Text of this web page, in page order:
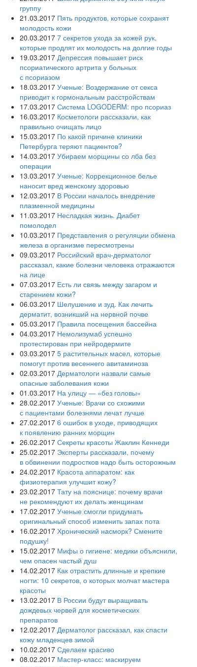
группу
21.03.2017 Пять продуктов, которые сохранят
молодость кожи
20.03.2017 7 секретов ухода за кожей рук,
которые продлят их молодость на долгие годы
19.03.2017 Депрессия повышает риск
псориатического артрита у больных
с псориазом
18.03.2017 Ученые: Воздержание от секса
приводит к гормональным расстройствам
17.03.2017 Система LOGODERM: про псориаз
16.03.2017 Косметологи рассказали, как
правильно очищать лицо
15.03.2017 По какой причине клиники
Петербурга теряют пациентов?
14.03.2017 Убираем морщины со лба без
операции
13.03.2017 Ученые: Коррекционное белье
наносит вред женскому здоровью
12.03.2017 В России началось внедрение
плазменной медицины
11.03.2017 Несладкая жизнь. Диабет
помолодел
10.03.2017 Представления о регуляции обмена
железа в организме пересмотрены
09.03.2017 Российский врач-дерматолог
рассказал, какие болезни человека отражаются
на лице
07.03.2017 Есть ли связь между загаром и
старением кожи?
06.03.2017 Шелушение и зуд. Как лечить
дерматит, возникший на нервной почве
05.03.2017 Правила посещения бассейна
04.03.2017 Немолизумаб успешно
протестирован при нейродермите
03.03.2017 5 растительных масел, которые
помогут против весеннего авитаминоза
02.03.2017 Дерматологи назвали самые
опасные заболевания кожи
01.03.2017 На улицу — «без головы»
28.02.2017 Ученые: Врачи со схожими
с пациентами болезнями лечат лучше
27.02.2017 6 ошибок в уходе, приводящих
к появлению ранних морщин
26.02.2017 Секреты красоты Жаклин Кеннеди
25.02.2017 Эксперты рассказали, почему
в обвинении подростков надо быть осторожным
24.02.2017 Красота аппаратом: как
физиотерапия улучшит кожу?
23.02.2017 Тату на пояснице: почему врачи
не рекомендуют их делать женщинам
17.02.2017 Ученые смогли придумать
оригинальный способ изменить запах пота
16.02.2017 Хронический насморк? Смените
подушку!
15.02.2017 Мифы о гигиене: медики объяснили,
чем опасен частый душ
14.02.2017 Как отрастить длинные и крепкие
ногти: 10 секретов, о которых молчат мастера
красоты
13.02.2017 В России будут выращивать
дождевых червей для косметических
препаратов
12.02.2017 Дерматолог рассказал, как спасти
кожу младенцев зимой
10.02.2017 Сделаем красиво
08.02.2017 Мастер-класс: маскируем